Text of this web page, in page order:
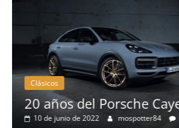
Clásicos
años del Porsche Cayenne